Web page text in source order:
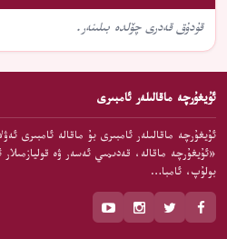
قۇدۇق قەدرى چۆلدە بىلىنەر.
ئۇيغۇرچە ماقالىلەر ئامبىرى
ئۇيغۇرچە ماقالىلەر ئامبىرى بۇ ماقالە ئامبىرى
«ئۇيغۇرچە ماقالە، قەدىمىي ئەسەر ۋە
بولۇپ، ئامبا…